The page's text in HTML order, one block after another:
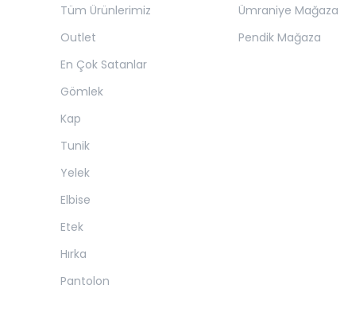
Tüm Ürünlerimiz
Outlet
En Çok Satanlar
Gömlek
Kap
Tunik
Yelek
Elbise
Etek
Hırka
Pantolon
Ümraniye Mağaza
Pendik Mağaza